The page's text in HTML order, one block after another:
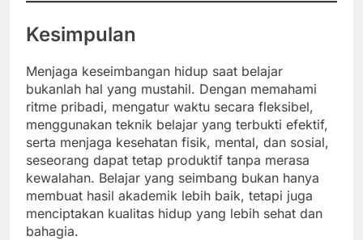
Kesimpulan
Menjaga keseimbangan hidup saat belajar
bukanlah hal yang mustahil. Dengan memahami
ritme pribadi, mengatur waktu secara fleksibel,
menggunakan teknik belajar yang terbukti efektif,
serta menjaga kesehatan fisik, mental, dan sosial,
seseorang dapat tetap produktif tanpa merasa
kewalahan. Belajar yang seimbang bukan hanya
membuat hasil akademik lebih baik, tetapi juga
menciptakan kualitas hidup yang lebih sehat dan
bahagia.